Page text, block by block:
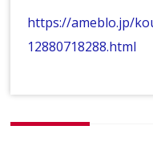
https://ameblo.jp/
12880718288.html